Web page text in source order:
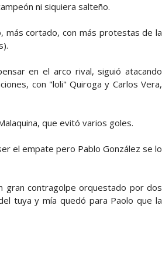
ni siquiera salteño.
más cortado, con más protestas de la
en el arco rival, siguió atacando
con "loli" Quiroga y Carlos Vera,
que evitó varios goles.
el empate pero Pablo González se lo
gran contragolpe orquestado por dos
tuya y mía quedó para Paolo que la